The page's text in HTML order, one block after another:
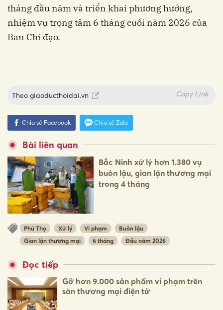
tháng đầu năm và triển khai phương hướng,
nhiệm vụ trọng tâm 6 tháng cuối năm 2026 của
Ban Chỉ đạo.
Theo giaoducthoidai.vn Copy Link
Chia sẻ Facebook Chia sẻ Zalo
Bài liên quan
Bắc Ninh xử lý hơn 1.380 vụ
buôn lậu, gian lận thương mại
trong 4 tháng
Phú Thọ Xử lý Vi phạm
Buôn lậu
Gian lận thương mại
6 tháng Đầu năm 2026
Đọc tiếp
Gỡ hơn 9.000 sản phẩm vi phạm trên
sàn thương mại điện tử